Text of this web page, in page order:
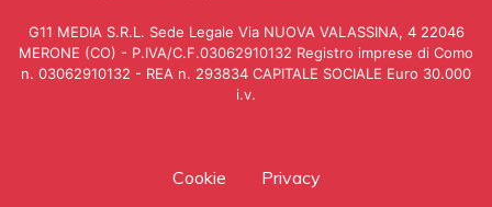
G11 MEDIA S.R.L. Sede Legale Via NUOVA VALASSINA, 4 22046
MERONE (CO) - P.IVA/C.F.03062910132 Registro imprese di Como
n. 03062910132 - REA n. 293834 CAPITALE SOCIALE Euro 30.000
i.v.
Cookie Privacy